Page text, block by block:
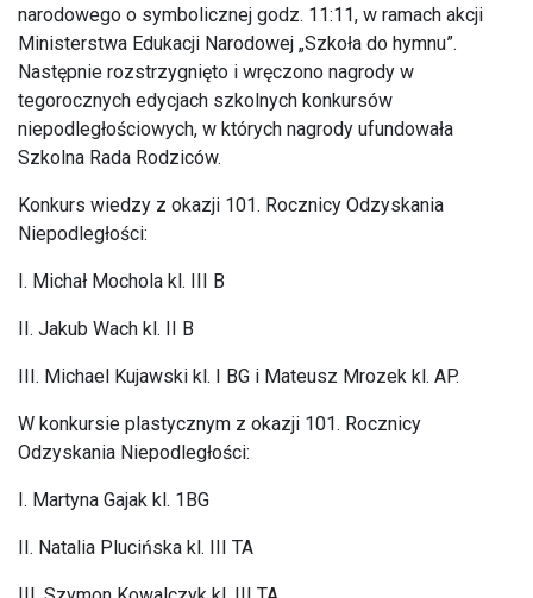
narodowego o symbolicznej godz. 11:11, w ramach akcji
Ministerstwa Edukacji Narodowej „Szkoła do hymnu”.
Następnie rozstrzygnięto i wręczono nagrody w
tegorocznych edycjach szkolnych konkursów
niepodległościowych, w których nagrody ufundowała
Szkolna Rada Rodziców.
Konkurs wiedzy z okazji 101. Rocznicy Odzyskania
Niepodległości:
I. Michał Mochola kl. III B
II. Jakub Wach kl. II B
III. Michael Kujawski kl. I BG i Mateusz Mrozek kl. AP.
W konkursie plastycznym z okazji 101. Rocznicy
Odzyskania Niepodległości:
I. Martyna Gajak kl. 1BG
II. Natalia Plucińska kl. III TA